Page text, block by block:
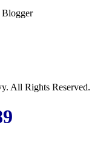
Blogger
All Rights Reserved.